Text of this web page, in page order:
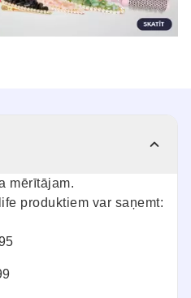
mērītājam.
produktiem var saņemt: